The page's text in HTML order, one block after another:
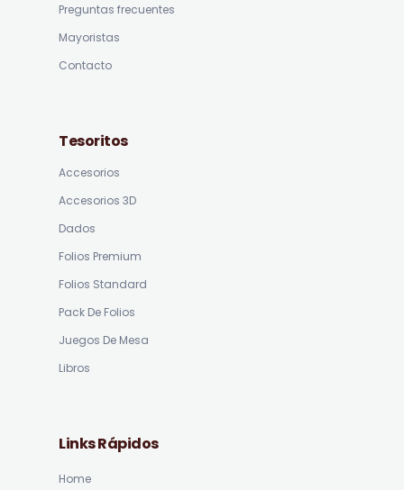
Preguntas frecuentes
Mayoristas
Contacto
Tesoritos
Accesorios
Accesorios 3D
Dados
Folios Premium
Folios Standard
Pack De Folios
Juegos De Mesa
Libros
Links Rápidos
Home